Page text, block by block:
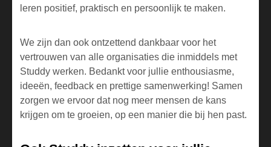
leren positief, praktisch en persoonlijk te maken.
We zijn dan ook ontzettend dankbaar voor het
vertrouwen van alle organisaties die inmiddels met
Studdy werken. Bedankt voor jullie enthousiasme,
ideeën, feedback en prettige samenwerking! Samen
zorgen we ervoor dat nog meer mensen de kans
krijgen om te groeien, op een manier die bij hen past.